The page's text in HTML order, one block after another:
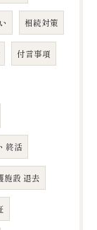
相続対策
付言事項
終活
施設 退去